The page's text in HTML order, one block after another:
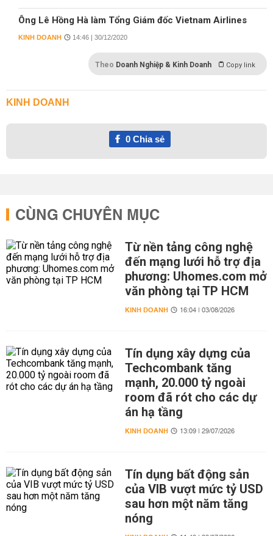
Ông Lê Hồng Hà làm Tổng Giám đốc Vietnam Airlines
KINH DOANH 14:46 | 30/12/2020
Theo Doanh Nghiệp & Kinh Doanh Copy link
KINH DOANH
0Chia sẻ
CÙNG CHUYÊN MỤC
Từ nền tảng công nghệ
đến mạng lưới hỗ trợ địa
phương: Uhomes.com mở
văn phòng tại TP HCM
KINH DOANH 16:04 | 03/08/2026
Tín dụng xây dựng của
Techcombank tăng
mạnh, 20.000 tỷ ngoài
room đã rót cho các dự
án hạ tầng
KINH DOANH 13:09 | 29/07/2026
Tín dụng bất động sản
của VIB vượt mức tỷ USD
sau hơn một năm tăng
nóng